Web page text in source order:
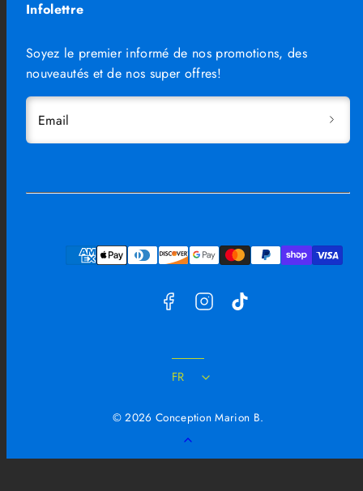
Infolettre
Soyez le premier informé de nos promotions, des
nouveautés et de nos super offres!
Email
Moyens
paiement
Facebook
Instagram
FR
© 2026 Conception Marion B.
en